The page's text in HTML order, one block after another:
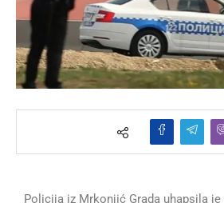
Policija iz Mrkonjić Grada uhapsila